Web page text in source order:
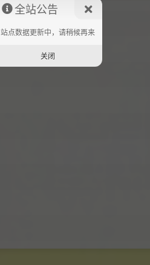
全站公告
站点数据更新中，请稍候再来
关闭